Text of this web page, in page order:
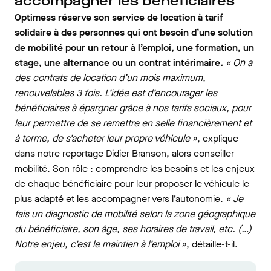
Optimess réserve son service de location à tarif
solidaire à des personnes qui ont besoin d’une solution
de mobilité pour un retour à l’emploi, une formation, un
stage, une alternance ou un contrat intérimaire. « On a
des contrats de location d’un mois maximum,
renouvelables 3 fois. L’idée est d’encourager les
bénéficiaires à épargner grâce à nos tarifs sociaux, pour
leur permettre de se remettre en selle financièrement et
à terme, de s’acheter leur propre véhicule », explique
dans notre reportage Didier Branson, alors conseiller
mobilité. Son rôle : comprendre les besoins et les enjeux
de chaque bénéficiaire pour leur proposer le véhicule le
plus adapté et les accompagner vers l’autonomie. « Je
fais un diagnostic de mobilité selon la zone géographique
du bénéficiaire, son âge, ses horaires de travail, etc. (…)
Notre enjeu, c’est le maintien à l’emploi », détaille-t-il.